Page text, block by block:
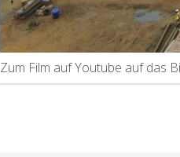
Zum Film auf Youtube auf das